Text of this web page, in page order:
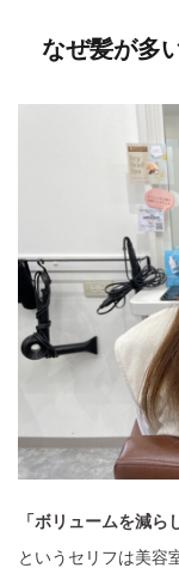
なぜ髪が多
「ボリュームを減ら
というセリフは美容